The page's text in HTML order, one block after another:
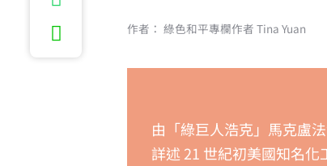
作者： 綠色和平專欄作者 Tina Yuan
由「綠巨人浩克」馬克盧
詳述 21 世紀初美國知名